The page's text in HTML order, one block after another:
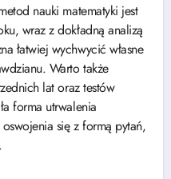
nauki matematyki jest
wraz z dokładną analizą
łatwiej wychwycić własne
Warto także
lat oraz testów
forma utrwalenia
się z formą pytań,